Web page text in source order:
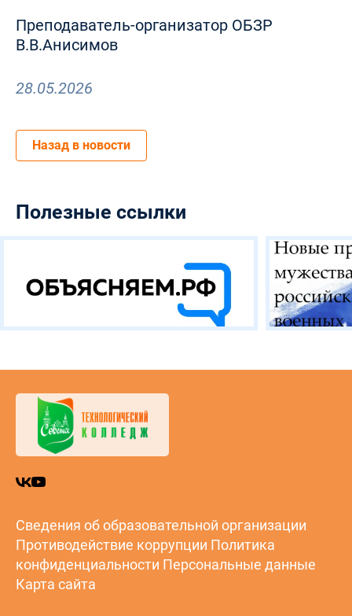
Преподаватель-организатор ОБЗР
В.В.Анисимов
28.05.2026
Назад в новости
Полезные ссылки
Сведения об образовательной организации
Противодействие коррупции Политика
конфиденциальности Персональные данные
Карта сайта